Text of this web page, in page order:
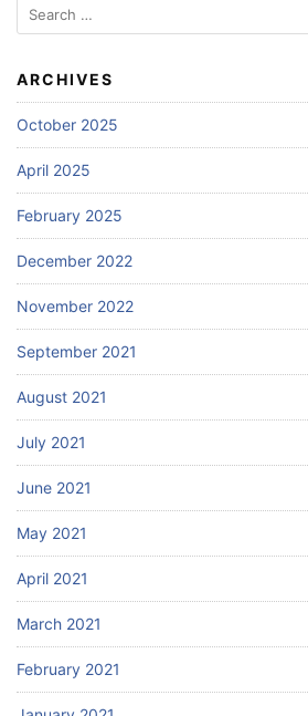
Search
for:
ARCHIVES
October 2025
April 2025
February 2025
December 2022
November 2022
September 2021
August 2021
July 2021
June 2021
May 2021
April 2021
March 2021
February 2021